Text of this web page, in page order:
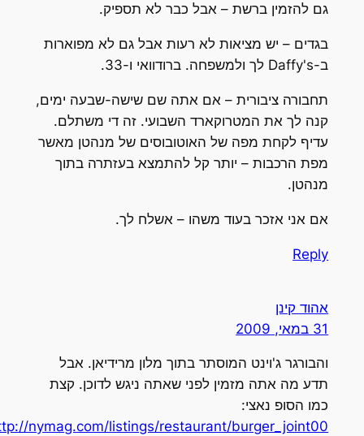
גם להזמין ברשת – אבל כבר לא תספיק.
בגדים – יש מציאות לא רעות אבל גם לא מפוארות
תחבורה ציבורית – אם אתה שם שישה-שבעה ימים,
קנה לך את המטרוקארד השבועי. זה די משתלם.
עדיף לקחת מפה של האוטובוסים של מנהטן מאשר
מפת הרכבות – יותר קל להתמצא בעזתרה בתוך
מנהטן.
אם אני אזכר בעוד משהו – אשלח לך.
Reply
אהוד קינן
והבורגר ג'וינט המוסתר בתוך מלון מרידיאן. אבל
תדע מה אתה מזמין לפני שאתה ניגש לדוכן. קצת
כמו הסופ נאצי:
http://nymag.com/listings/restaurant/burger_joint00/